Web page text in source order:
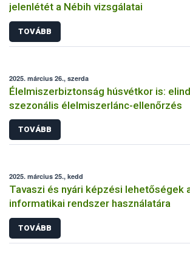
jelenlétét a Nébih vizsgálatai
TOVÁBB
2025. március 26., szerda
Élelmiszerbiztonság húsvétkor is:
szezonális élelmiszerlánc-ellenőrzés
TOVÁBB
2025. március 25., kedd
Tavaszi és nyári képzési lehetőségek
informatikai rendszer használatára
TOVÁBB